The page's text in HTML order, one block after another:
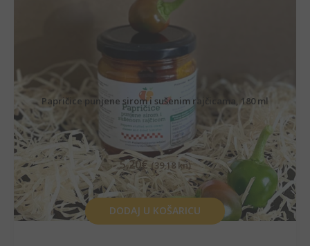
Papričice punjene sirom i sušenim rajčicama, 180 ml
5,20€ (39,18 kn)
DODAJ U KOŠARICU